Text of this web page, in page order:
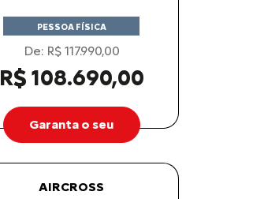
PESSOA FÍSICA
De: R$ 117.990,00
R$ 108.690,00
Garanta o seu
AIRCROSS